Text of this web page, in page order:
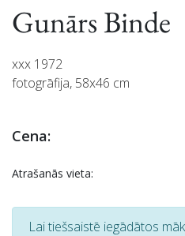
Gunārs Binde
xxx 1972
fotogrāfija, 58x46 cm
Cena:
Atrašanās vieta:
Lai tiešsaistē iegādātos